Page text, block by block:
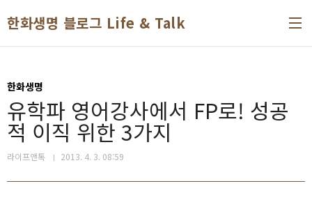
한화생명 블로그 Life & Talk
한화생명
유학파 영어강사에서 FP로! 성공
적 이직 위한 3가지
라이프앤톡 2013. 4. 3. 08:59